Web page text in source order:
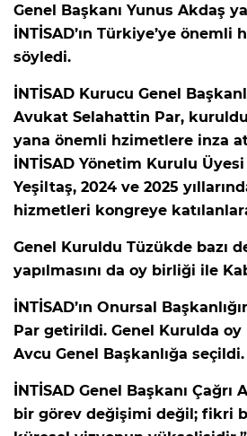
Genel Başkanı Yunus Akdaş
İNTİSAD’ın Türkiye’ye önemli
söyledi.
İNTİSAD Kurucu Genel
Avukat Selahattin Par,
yana önemli hzimetlere inza
İNTİSAD Yönetim Kurulu
Yeşiltaş, 2024 ve 2025
hizmetleri kongreye
Genel Kuruldu Tüzükde bazı
yapılmasını da oy birliği ile
İNTİSAD’ın Onursal
Par getirildi. Genel Kurulda oy
Avcu Genel Başkanlığa seçildi.
İNTİSAD Genel Başkanı Çağrı
bir görev değişimi değil; fikri